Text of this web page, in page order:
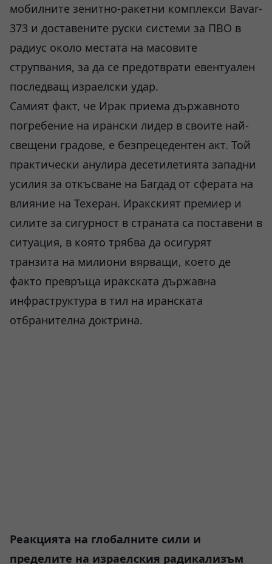
мобилните зенитно-ракетни комплекси Bavar-
373 и доставените руски системи за ПВО в
радиус около местата на масовите
струпвания, за да се предотврати евентуален
последващ израелски удар.
Самият факт, че Ирак приема държавното
погребение на ирански лидер в своите най-
свещени градове, е безпрецедентен акт. Той
практически анулира десетилетията западни
усилия за откъсване на Багдад от сферата на
влияние на Техеран. Иракският премиер и
силите за сигурност в страната са поставени в
ситуация, в която трябва да осигурят
транзита на милиони вярващи, което де
факто превръща иракската държавна
инфраструктура в тил на иранската
отбранителна доктрина.
Реакцията на глобалните сили и
пределите на израелския радикализъм